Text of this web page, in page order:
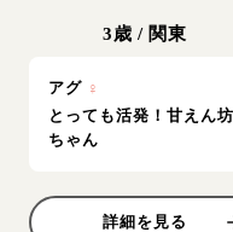
3歳 / 関東
アグ ♀
とっても活発！甘えん坊
ちゃん
詳細を見る